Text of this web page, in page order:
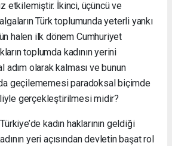
etkilemiştir. İkinci, üçüncü ve
Türk toplumunda yeterli yankı
halen ilk dönem Cumhuriyet
toplumda kadının yerini
adım olarak kalması ve bunun
geçilememesi paradoksal biçimde
gerçekleştirilmesi midir?
kadın haklarının geldiği
yeri açısından devletin başat rol